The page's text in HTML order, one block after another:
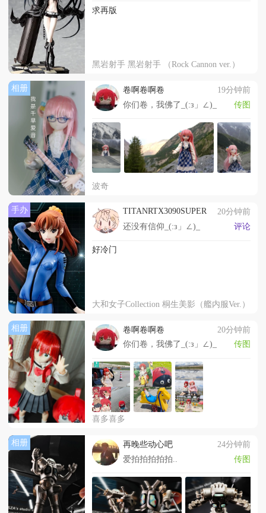
求再版
黑岩射手 黑岩射手 （Rock Cannon ver.）
相册 卷啊卷啊卷
19分钟前
你们卷，我佛了_(:з」∠)_
传图
波奇
手办 TITANRTX3090SUPER
20分钟前
还没有信仰_(:з」∠)_
评论
好冷门
大和女子Collection 桐生美影（艦内服Ver.）
相册 卷啊卷啊卷
20分钟前
你们卷，我佛了_(:з」∠)_
传图
喜多喜多
相册 再晚些动心吧
24分钟前
爱拍拍拍拍拍..
传图